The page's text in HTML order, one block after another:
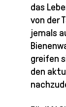
das
von der
jemals
greifen
den